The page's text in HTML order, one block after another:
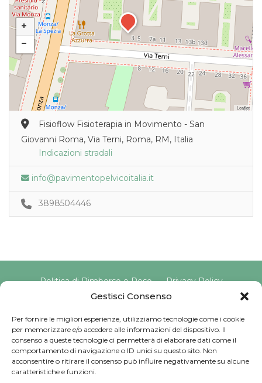
Gestisci Consenso
Per fornire le migliori esperienze, utilizziamo tecnologie come i cookie
per memorizzare e/o accedere alle informazioni del dispositivo. Il
consenso a queste tecnologie ci permetterà di elaborare dati come il
comportamento di navigazione o ID unici su questo sito. Non
acconsentire o ritirare il consenso può influire negativamente su alcune
caratteristiche e funzioni.
Leaflet
Fisioflow Fisioterapia in Movimento - San
Giovanni Roma, Via Terni, Roma, RM, Italia
Indicazioni stradali
info@pavimentopelvicoitalia.it
3898504446
Politica di Rimborso e Reso
Privacy Policy
Cookie Policy
Copyright © 2025 Pavimento Pelvico Italia beAPPI srl |
Indirizzo: Via Cassia 1827 Int. A, 00123 Roma (RM) |
P.IVA: 16569171008 | Email PEC:
pavimentopelvicoitalia@pec.it | Codice Univoco: